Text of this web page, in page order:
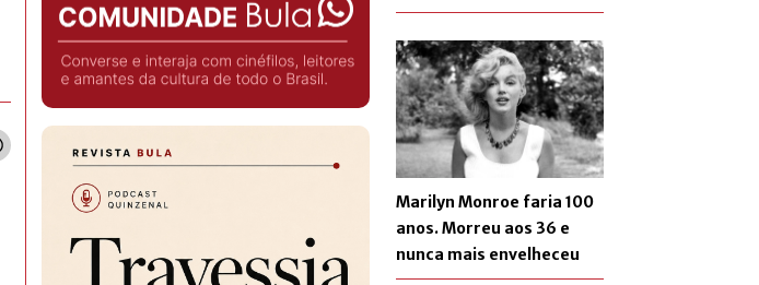
Marilyn Monroe faria 100
anos. Morreu aos 36 e
nunca mais envelheceu